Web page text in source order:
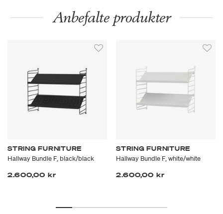
Anbefalte produkter
STRING FURNITURE
Hallway Bundle F, black/black
2.600,00 kr
STRING FURNITURE
Hallway Bundle F, white/white
2.600,00 kr